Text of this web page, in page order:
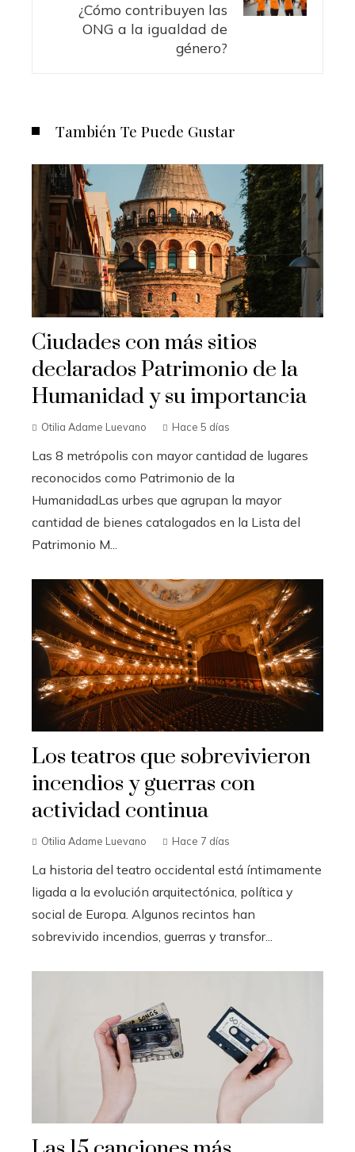
¿Cómo contribuyen las
ONG a la igualdad de
género?
También Te Puede Gustar
Ciudades con más sitios
declarados Patrimonio de la
Humanidad y su importancia
Otilia Adame Luevano Hace 5 días
Las 8 metrópolis con mayor cantidad de lugares
reconocidos como Patrimonio de la
HumanidadLas urbes que agrupan la mayor
cantidad de bienes catalogados en la Lista del
Patrimonio M...
Los teatros que sobrevivieron
incendios y guerras con
actividad continua
Otilia Adame Luevano Hace 7 días
La historia del teatro occidental está íntimamente
ligada a la evolución arquitectónica, política y
social de Europa. Algunos recintos han
sobrevivido incendios, guerras y transfor...